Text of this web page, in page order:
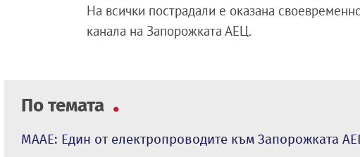
На всички пострадали е оказана
канала на Запорожката АЕЦ.
По темата
МААЕ: Един от електропроводите към Запорожката